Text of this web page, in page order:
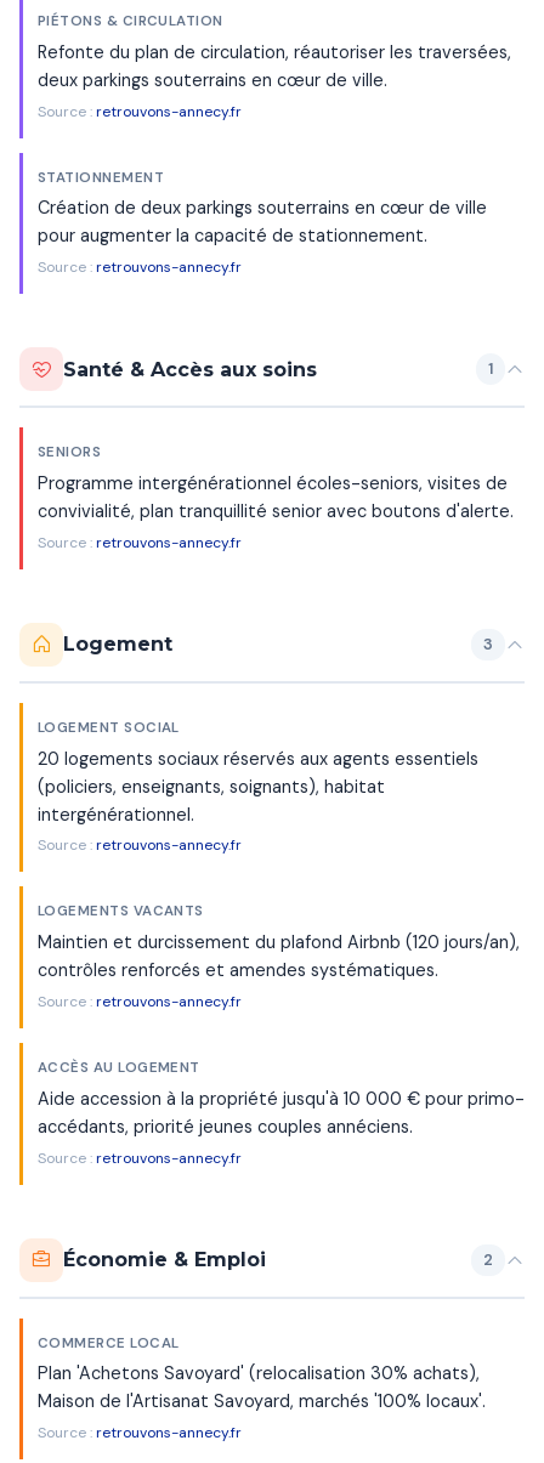
PIÉTONS & CIRCULATION
Refonte du plan de circulation, réautoriser les traversées,
deux parkings souterrains en cœur de ville.
Source :retrouvons-annecy.fr
STATIONNEMENT
Création de deux parkings souterrains en cœur de ville
pour augmenter la capacité de stationnement.
Source :retrouvons-annecy.fr
Santé & Accès aux soins 1
SENIORS
Programme intergénérationnel écoles-seniors, visites de
convivialité, plan tranquillité senior avec boutons d'alerte.
Source :retrouvons-annecy.fr
Logement 3
LOGEMENT SOCIAL
20 logements sociaux réservés aux agents essentiels
(policiers, enseignants, soignants), habitat
intergénérationnel.
Source :retrouvons-annecy.fr
LOGEMENTS VACANTS
Maintien et durcissement du plafond Airbnb (120 jours/an),
contrôles renforcés et amendes systématiques.
Source :retrouvons-annecy.fr
ACCÈS AU LOGEMENT
Aide accession à la propriété jusqu'à 10 000 € pour primo-
accédants, priorité jeunes couples annéciens.
Source :retrouvons-annecy.fr
Économie & Emploi 2
COMMERCE LOCAL
Plan 'Achetons Savoyard' (relocalisation 30% achats),
Maison de l'Artisanat Savoyard, marchés '100% locaux'.
Source :retrouvons-annecy.fr